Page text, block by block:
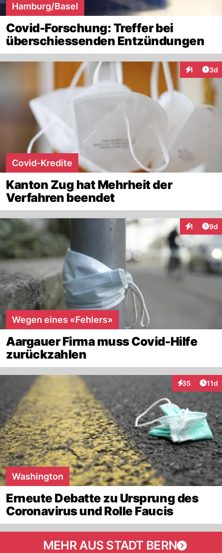
Hamburg/Basel
Covid-Forschung: Treffer bei
überschiessenden Entzündungen
1 3d
Covid-Kredite
Kanton Zug hat Mehrheit der
Verfahren beendet
1 9d
Wegen eines «Fehlers»
Aargauer Firma muss Covid-Hilfe
zurückzahlen
35
Interaktionen
11d
Washington
Erneute Debatte zu Ursprung des
Coronavirus und Rolle Faucis
MEHR AUS STADT BERN